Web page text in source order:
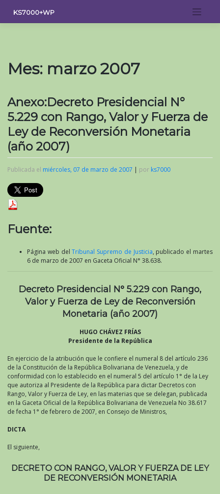
contenido
KS7000+WP
Mes: marzo 2007
Anexo:Decreto Presidencial N°
5.229 con Rango, Valor y Fuerza de
Ley de Reconversión Monetaria
(año 2007)
Publicada el miércoles, 07 de marzo de 2007 | por ks7000
Fuente:
Página web delTribunal Supremo de Justicia, publicado el martes
6 de marzo de 2007 en Gaceta Oficial N° 38.638.
Decreto Presidencial N° 5.229 con Rango,
Valor y Fuerza de Ley de Reconversión
Monetaria (año 2007)
HUGO CHÁVEZ FRÍAS
Presidente de la República
En ejercicio de la atribución que le confiere el numeral 8 del artículo 236
de la Constitución de la República Bolivariana de Venezuela, y de
conformidad con lo establecido en el numeral 5 del artículo 1° de la Ley
que autoriza al Presidente de la República para dictar Decretos con
Rango, Valor y Fuerza de Ley, en las materias que se delegan, publicada
en la Gaceta Oficial de la República Bolivariana de Venezuela No 38.617
de fecha 1° de febrero de 2007, en Consejo de Ministros,
DICTA
El siguiente,
DECRETO CON RANGO, VALOR Y FUERZA DE LEY
DE RECONVERSIÓN MONETARIA